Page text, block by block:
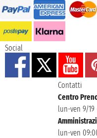
Social
Contatti
Centro
lun-ven 9/19
lun-ven